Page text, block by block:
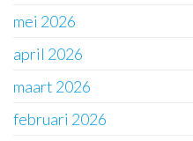
mei 2026
april 2026
maart 2026
februari 2026